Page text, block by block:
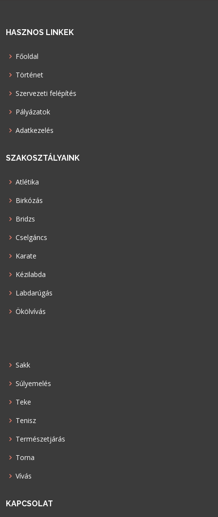
HASZNOS LINKEK
Főoldal
Történet
Szervezeti felépítés
Pályázatok
Adatkezelés
SZAKOSZTÁLYAINK
Atlétika
Birkózás
Bridzs
Cselgáncs
Karate
Kézilabda
Labdarúgás
Ökölvívás
Sakk
Súlyemelés
Teke
Tenisz
Természetjárás
Torna
Vívás
KAPCSOLAT